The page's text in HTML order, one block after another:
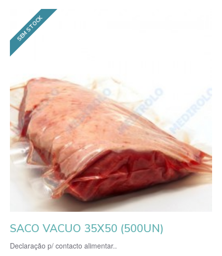
SEM STOCK
SACO VACUO 35X50 (500UN)
Declaração p/ contacto alimentar..